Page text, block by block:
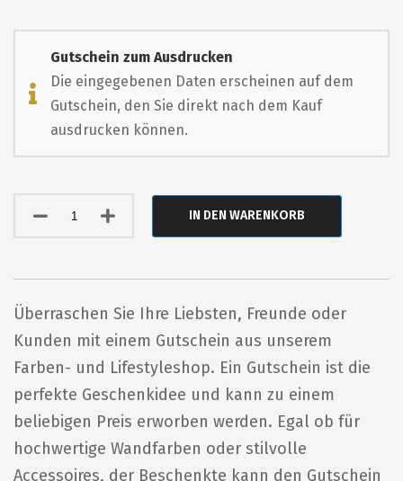
Gutschein zum Ausdrucken
Die eingegebenen Daten erscheinen auf dem
Gutschein, den Sie direkt nach dem Kauf
ausdrucken können.
IN DEN WARENKORB
Überraschen Sie Ihre Liebsten, Freunde oder
Kunden mit einem Gutschein aus unserem
Farben- und Lifestyleshop. Ein Gutschein ist die
perfekte Geschenkidee und kann zu einem
beliebigen Preis erworben werden. Egal ob für
hochwertige Wandfarben oder stilvolle
Accessoires, der Beschenkte kann den Gutschein